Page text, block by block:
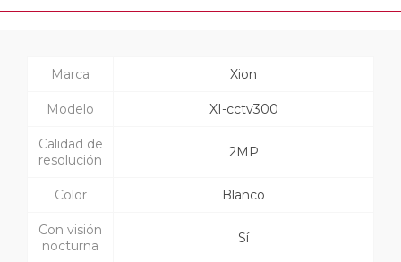
Marca Xion
Modelo XI-cctv300
Calidad de
resolución
2MP
Color Blanco
Con visión
nocturna
Sí